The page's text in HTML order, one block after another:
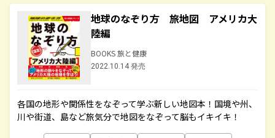
地球のなぞり方 旅地図 アメリカ大
陸編
BOOKS 旅と健康
2022.10.14 発売
各国の地形や関係性をなぞって学ぶ新しい地図本！国境や州、
川や街道、島など旅気分で地図をなぞって脳もイキイキ！